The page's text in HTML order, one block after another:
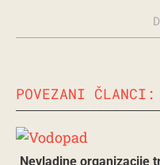
POVEZANI ČLANCI:
Nevladine organizacije